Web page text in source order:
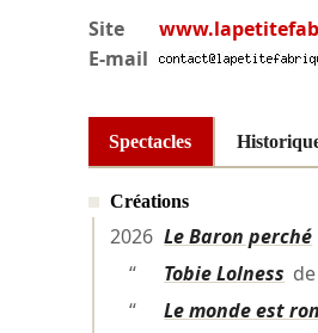
Site
E-mail
Spectacles
Créations
2026 Le Baron perché
“
Tobie Lolness
“
Le monde est